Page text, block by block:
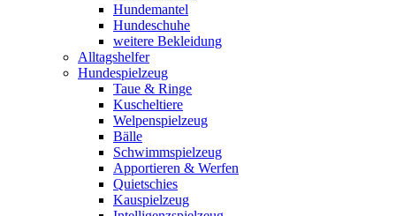
Hundemantel
Hundeschuhe
weitere Bekleidung
Alltagshelfer
Hundespielzeug
Taue & Ringe
Kuscheltiere
Welpenspielzeug
Bälle
Schwimmspielzeug
Apportieren & Werfen
Quietschies
Kauspielzeug